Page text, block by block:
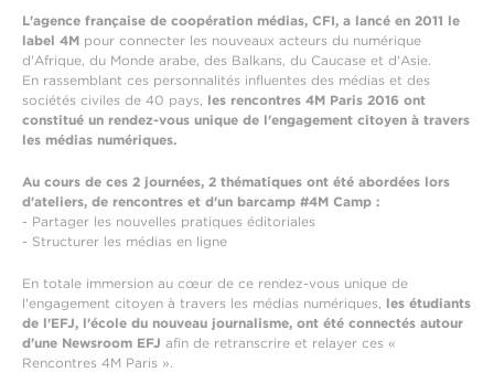
L'agence française de coopération médias, CFI, a lancé en 2011 le
label 4M pour connecter les nouveaux acteurs du numérique
d'Afrique, du Monde arabe, des Balkans, du Caucase et d'Asie.
En rassemblant ces personnalités influentes des médias et des
sociétés civiles de 40 pays, les rencontres 4M Paris 2016 ont
constitué un rendez-vous unique de l'engagement citoyen à travers
les médias numériques.
Au cours de ces 2 journées, 2 thématiques ont été abordées lors
d'ateliers, de rencontres et d'un barcamp #4M Camp :
- Partager les nouvelles pratiques éditoriales
- Structurer les médias en ligne
En totale immersion au cœur de ce rendez-vous unique de
l'engagement citoyen à travers les médias numériques, les étudiants
de l'EFJ, l'école du nouveau journalisme, ont été connectés autour
d'une Newsroom EFJ afin de retranscrire et relayer ces «
Rencontres 4M Paris ».